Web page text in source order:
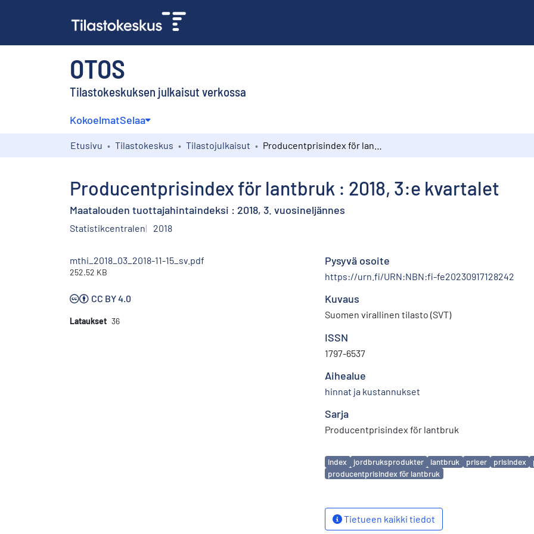
OTOS
Tilastokeskuksen julkaisut verkossa
KokoelmatSelaa
Etusivu Tilastokeskus Tilastojulkaisut
Producentprisindex för lantbruk : 2018, 3:e kvartalet
Maatalouden tuottajahintaindeksi : 2018, 3. vuosineljännes
Statistikcentralen 2018
mthi_2018_03_2018-11-15_sv.pdf
252.52 KB
CC BY 4.0
Lataukset 36
Pysyvä osoite
https://urn.fi/URN:NBN:fi-fe20230917128242
Kuvaus
Suomen virallinen tilasto (SVT)
ISSN
1797-6537
Aihealue
hinnat ja kustannukset
Sarja
Producentprisindex för lantbruk
Avainsanat
index jordbruksprodukter lantbruk priser prisindex
producentprisindex för lantbruk
Tietueen kaikki tiedot